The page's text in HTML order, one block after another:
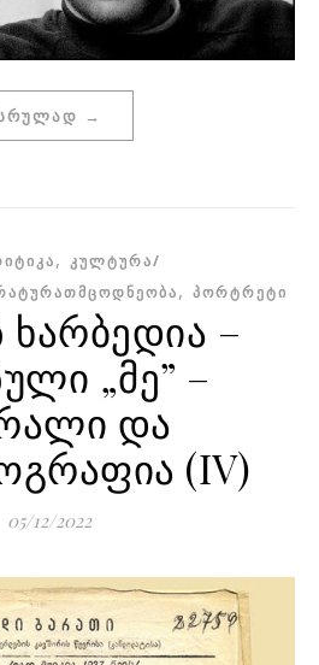
→
, ᲙᲣᲚᲢᲣᲠᲐ/
, ᲞᲝᲠᲢᲠᲔᲢᲘ
–
„მე” –
და
(IV)
05/12/2022